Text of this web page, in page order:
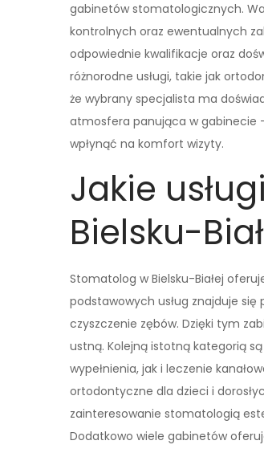
gabinetów stomatologicznych.
kontrolnych oraz ewentualnych
odpowiednie kwalifikacje oraz
różnorodne usługi, takie jak
że wybrany specjalista ma
atmosfera panująca w gabinecie
wpłynąć na komfort wizyty.
Jakie
Bielsku-
Stomatolog w Bielsku-Białej
podstawowych usług znajduje
czyszczenie zębów. Dzięki tym
ustną. Kolejną istotną kategorią
wypełnienia, jak i leczenie
ortodontyczne dla dzieci i
zainteresowanie stomatologią
Dodatkowo wiele gabinetów